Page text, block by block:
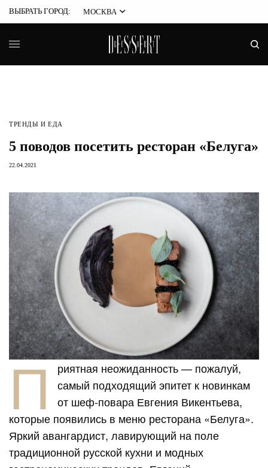
ВЫБРАТЬ ГОРОД: МОСКВА
ТРЕНДЫ И ЕДА
5 поводов посетить ресторан «Белуга»
22.04.2021
П риятная неожиданность — пожалуй,
самый подходящий эпитет к новинкам
от шеф-повара Евгения Викентьева,
которые появились в меню ресторана «Белуга».
Яркий авангардист, лавирующий на поле
традиционной русской кухни и модных